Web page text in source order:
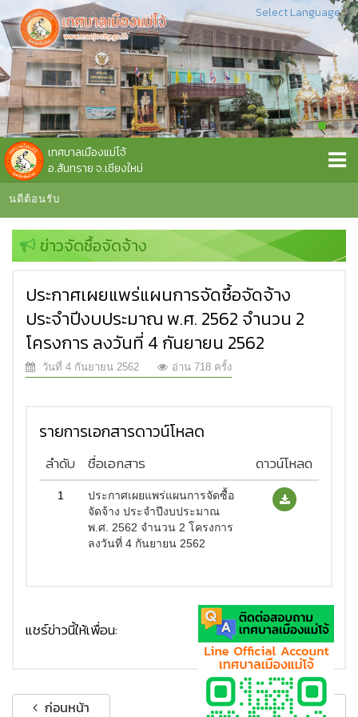
เทศบาลเมืองแม่โจ้
อ.สันทราย จ.เชียงใหม่
นดีต้อนรับ
Select Language▼
ข่าวจัดซื้อจัดจ้าง
ประกาศเผยแพร่แผนการจัดซื้อจัดจ้าง
ประจำปีงบประมาณ พ.ศ. 2562 จำนวน 2
โครงการ ลงวันที่ 4 กันยายน 2562
วันที่ 4 กันยายน 2562 อ่าน 718 ครั้ง
รายการเอกสารดาวน์โหลด
ลำดับ ชื่อเอกสาร ดาวน์โหลด
1
ประกาศเผยแพร่แผนการจัดซื้อ
จัดจ้าง ประจำปีงบประมาณ
พ.ศ. 2562 จำนวน 2 โครงการ
ลงวันที่ 4 กันยายน 2562
แชร์ข่าวนี้ให้เพื่อน:
ก่อนหน้า ถัดไป